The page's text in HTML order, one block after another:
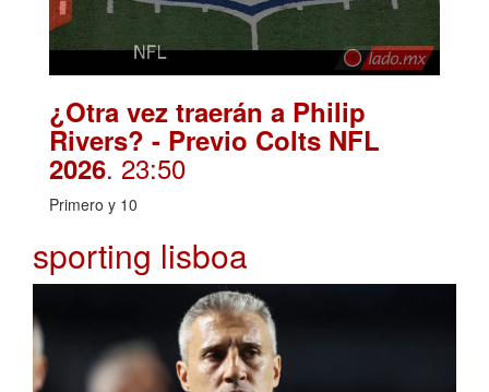
¿Otra vez traerán a Philip
Rivers? - Previo Colts NFL
2026. 23:50
Primero y 10
sporting lisboa